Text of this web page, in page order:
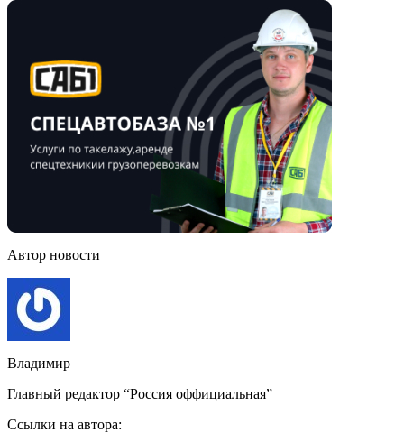
Автор новости
Владимир
Главный редактор “Россия оффициальная”
Ссылки на автора: